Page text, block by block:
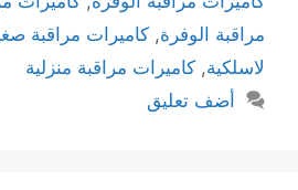
مراقبة الوفرة, كاميرات مراقبة
لاسلكية, كاميرات مراقبة منزلية
أضف تعليق